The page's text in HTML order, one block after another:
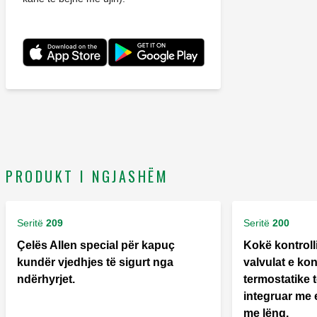
PRODUKT I NGJASHËM
Seritë 209
Çelës Allen special për kapuç
kundër vjedhjes të sigurt nga
ndërhyrjet.
Seritë 200
Kokë
valvulat e
termostatike
integruar me
me lëng.